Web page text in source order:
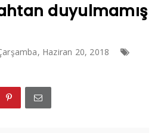
duyulmamış
Haziran 20, 2018